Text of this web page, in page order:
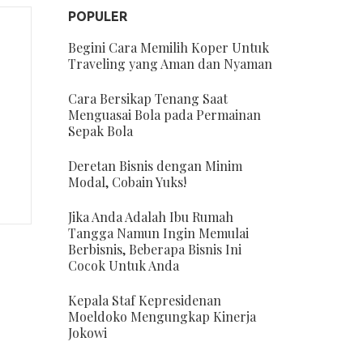
POPULER
Begini Cara Memilih Koper Untuk
Traveling yang Aman dan Nyaman
Cara Bersikap Tenang Saat
Menguasai Bola pada Permainan
Sepak Bola
Deretan Bisnis dengan Minim
Modal, Cobain Yuks!
Jika Anda Adalah Ibu Rumah
Tangga Namun Ingin Memulai
Berbisnis, Beberapa Bisnis Ini
Cocok Untuk Anda
Kepala Staf Kepresidenan
Moeldoko Mengungkap Kinerja
Jokowi